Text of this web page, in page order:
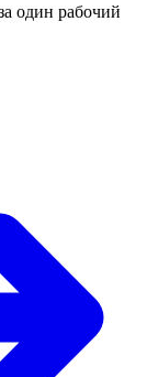
один рабочий